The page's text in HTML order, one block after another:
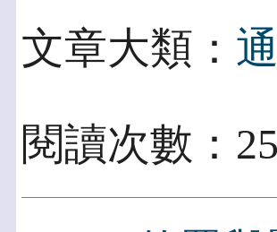
文章大類：
閱讀次數：